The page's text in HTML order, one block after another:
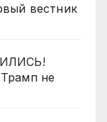
вестник
не